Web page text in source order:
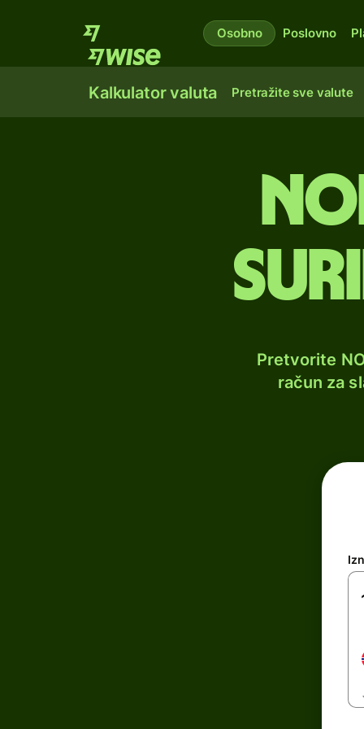
Osobno Poslovno
Kalkulator valuta Pretražite sve valute
Pretvorite
račun za